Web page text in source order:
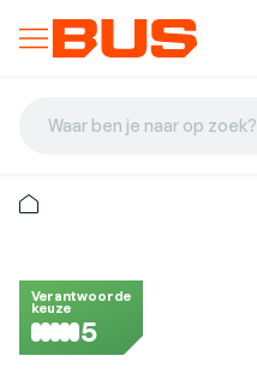
Waar ben je naar op zoek?
Verantwoorde
keuze
5